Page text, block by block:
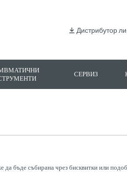
Дистрибутор ли
СЕРВИЗ
бъде събирана чрез бисквитки или